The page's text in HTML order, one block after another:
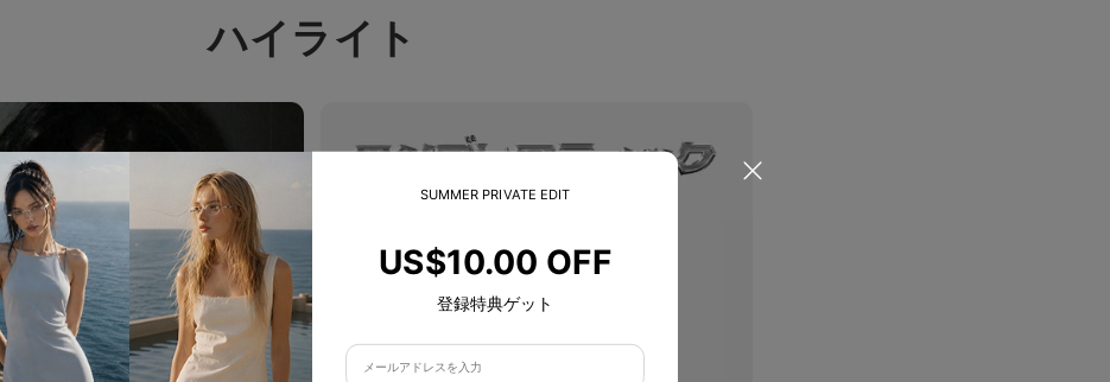
ハイライト
SUMMER PRIVATE EDIT
US$10.00 OFF
登録特典ゲット